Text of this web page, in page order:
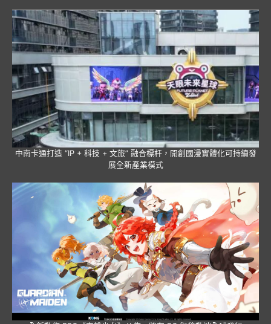
中南卡通打造 “IP + 科技 + 文旅” 融合標杆，開創國漫實體化可持續發
展全新產業模式